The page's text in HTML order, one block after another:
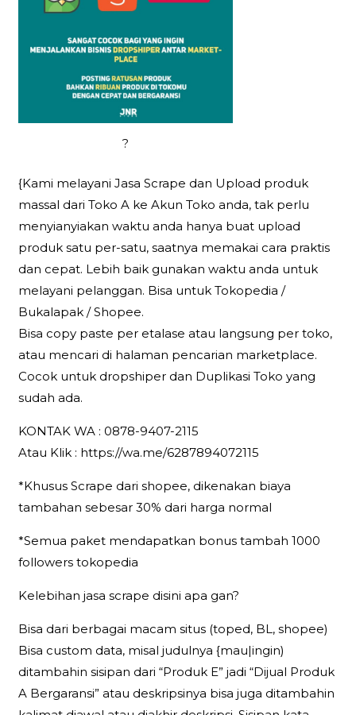
?
{Kami melayani Jasa Scrape dan Upload produk
massal dari Toko A ke Akun Toko anda, tak perlu
menyianyiakan waktu anda hanya buat upload
produk satu per-satu, saatnya memakai cara praktis
dan cepat. Lebih baik gunakan waktu anda untuk
melayani pelanggan. Bisa untuk Tokopedia /
Bukalapak / Shopee.
Bisa copy paste per etalase atau langsung per toko,
atau mencari di halaman pencarian marketplace.
Cocok untuk dropshiper dan Duplikasi Toko yang
sudah ada.
KONTAK WA : 0878-9407-2115
Atau Klik : https://wa.me/6287894072115
*Khusus Scrape dari shopee, dikenakan biaya
tambahan sebesar 30% dari harga normal
*Semua paket mendapatkan bonus tambah 1000
followers tokopedia
Kelebihan jasa scrape disini apa gan?
Bisa dari berbagai macam situs (toped, BL, shopee)
Bisa custom data, misal judulnya {mau|ingin)
ditambahin sisipan dari “Produk E” jadi “Dijual Produk
A Bergaransi” atau deskripsinya bisa juga ditambahin